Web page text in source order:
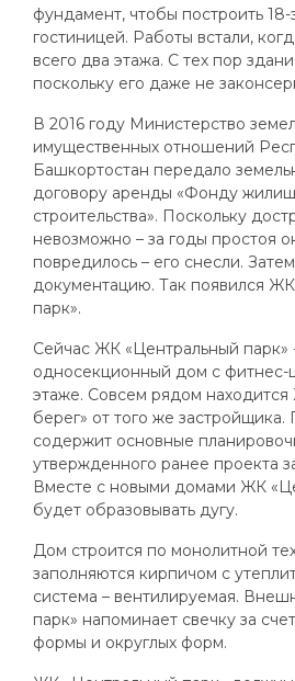
фундамент, чтобы построить
гостиницей. Работы встали,
всего два этажа. С тех пор
поскольку его даже не
В 2016 году Министерство
имущественных отношений
Башкортостан передало
договору аренды «Фонду
строительства». Поскольку
невозможно – за годы простоя
повредилось – его снесли.
документацию. Так появился
парк».
Сейчас ЖК «Центральный парк»
односекционный дом с фитнес-
этаже. Совсем рядом
берег» от того же
содержит основные
утвержденного ранее проекта
Вместе с новыми домами ЖК
будет образовывать дугу.
Дом строится по монолитной
заполняются кирпичом с
система – вентилируемая.
парк» напоминает свечку за
формы и округлых форм.